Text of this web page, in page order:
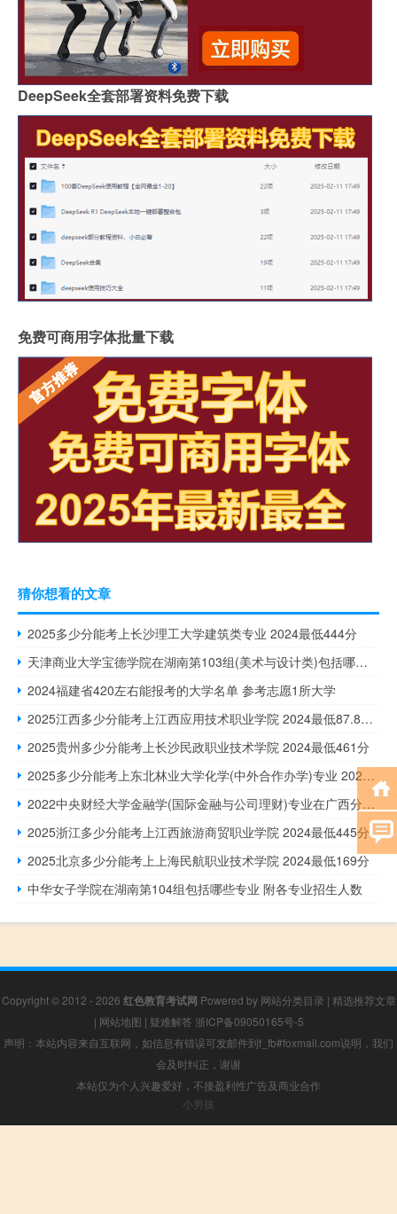
DeepSeek全套部署资料免费下载
免费可商用字体批量下载
猜你想看的文章
2025多少分能考上长沙理工大学建筑类专业 2024最低444分
天津商业大学宝德学院在湖南第103组(美术与设计类)包括哪些专业 附各专业招生人数
2024福建省420左右能报考的大学名单 参考志愿1所大学
2025江西多少分能考上江西应用技术职业学院 2024最低87.87分
2025贵州多少分能考上长沙民政职业技术学院 2024最低461分
2025多少分能考上东北林业大学化学(中外合作办学)专业 2024最低526分
2022中央财经大学金融学(国际金融与公司理财)专业在广西分数线多少分
2025浙江多少分能考上江西旅游商贸职业学院 2024最低445分
2025北京多少分能考上上海民航职业技术学院 2024最低169分
中华女子学院在湖南第104组包括哪些专业 附各专业招生人数
Copyright © 2012 - 2026 红色教育考试网 Powered by 网站分类目录 | 精选推荐文章
| 网站地图 | 疑难解答 浙ICP备09050165号-5
声明：本站内容来自互联网，如信息有错误可发邮件到f_fb#foxmail.com说明，我们
会及时纠正，谢谢
本站仅为个人兴趣爱好，不接盈利性广告及商业合作
小男孩